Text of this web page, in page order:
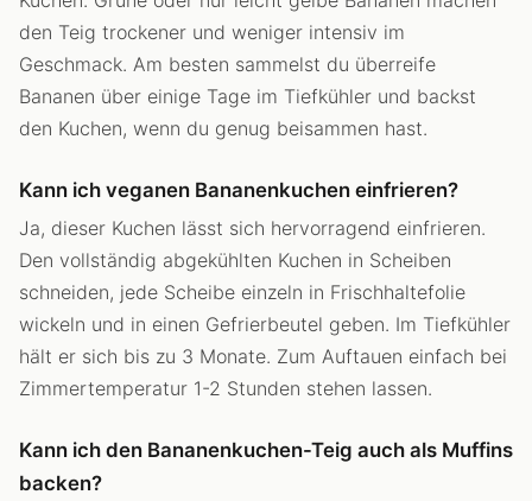
den Teig trockener und weniger intensiv im
Geschmack. Am besten sammelst du überreife
Bananen über einige Tage im Tiefkühler und backst
den Kuchen, wenn du genug beisammen hast.
Kann ich veganen Bananenkuchen einfrieren?
Ja, dieser Kuchen lässt sich hervorragend einfrieren.
Den vollständig abgekühlten Kuchen in Scheiben
schneiden, jede Scheibe einzeln in Frischhaltefolie
wickeln und in einen Gefrierbeutel geben. Im Tiefkühler
hält er sich bis zu 3 Monate. Zum Auftauen einfach bei
Zimmertemperatur 1-2 Stunden stehen lassen.
Kann ich den Bananenkuchen-Teig auch als Muffins
backen?